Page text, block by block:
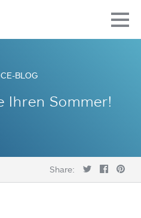
BLOG
Ihren Sommer!
Share: